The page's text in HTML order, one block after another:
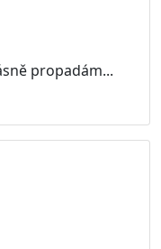
propadám...